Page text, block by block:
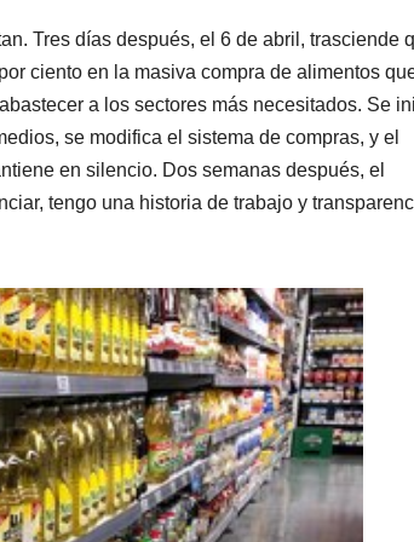
Tres días después, el 6 de abril, trasciende
ciento en la masiva compra de alimentos
a los sectores más necesitados. Se
se modifica el sistema de compras, y el
en silencio. Dos semanas después, el
tengo una historia de trabajo y